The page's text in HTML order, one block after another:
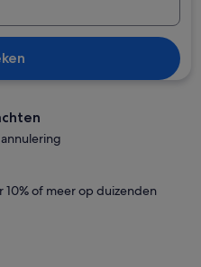
10% of meer op duizenden